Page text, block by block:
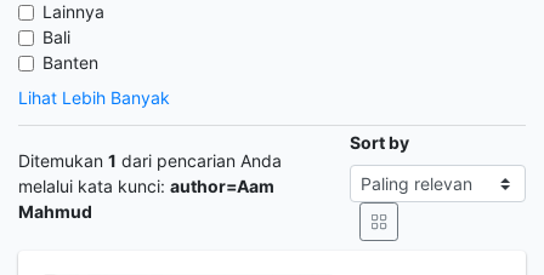
Lainnya
Bali
Banten
Lihat Lebih Banyak
Ditemukan 1 dari pencarian Anda
melalui kata kunci: author=Aam
Mahmud
Sort by